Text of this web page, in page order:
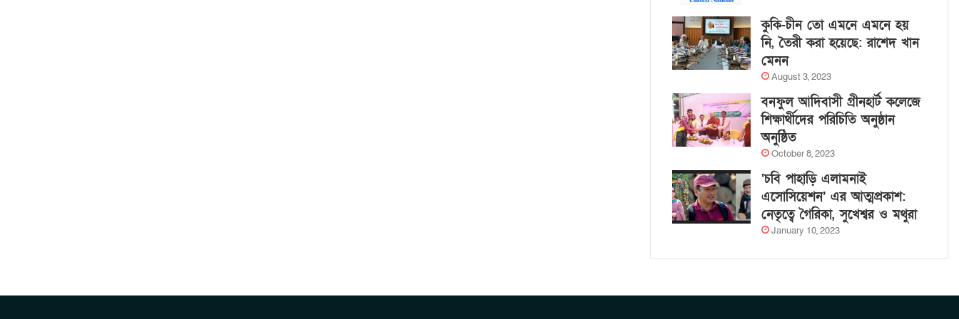
কুকি-চীন তো এমনে এমনে হয়
নি, তৈরী করা হয়েছে: রাশেদ খান
মেনন
August 3, 2023
বনফুল আদিবাসী গ্রীনহার্ট কলেজে
শিক্ষার্থীদের পরিচিতি অনুষ্ঠান
অনুষ্ঠিত
October 8, 2023
‘চবি পাহাড়ি এলামনাই
এসোসিয়েশন’ এর আত্মপ্রকাশ:
নেতৃত্বে গৈরিকা, সুখেশ্বর ও মথুরা
January 10, 2023